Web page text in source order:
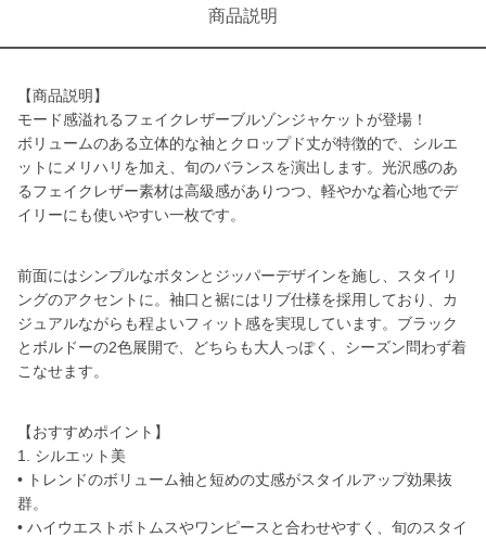
商品説明
【商品説明】
モード感溢れるフェイクレザーブルゾンジャケットが登場！
ボリュームのある立体的な袖とクロップド丈が特徴的で、シルエ
ットにメリハリを加え、旬のバランスを演出します。光沢感のあ
るフェイクレザー素材は高級感がありつつ、軽やかな着心地でデ
イリーにも使いやすい一枚です。
前面にはシンプルなボタンとジッパーデザインを施し、スタイリ
ングのアクセントに。袖口と裾にはリブ仕様を採用しており、カ
ジュアルながらも程よいフィット感を実現しています。ブラック
とボルドーの2色展開で、どちらも大人っぽく、シーズン問わず着
こなせます。
【おすすめポイント】
1. シルエット美
• トレンドのボリューム袖と短めの丈感がスタイルアップ効果抜
群。
• ハイウエストボトムスやワンピースと合わせやすく、旬のスタイ